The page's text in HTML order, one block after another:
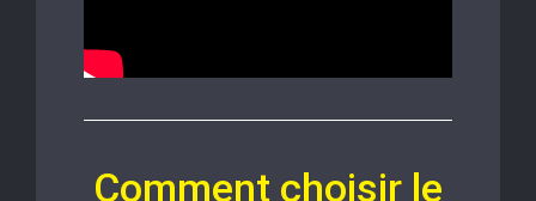
Comment choisir le